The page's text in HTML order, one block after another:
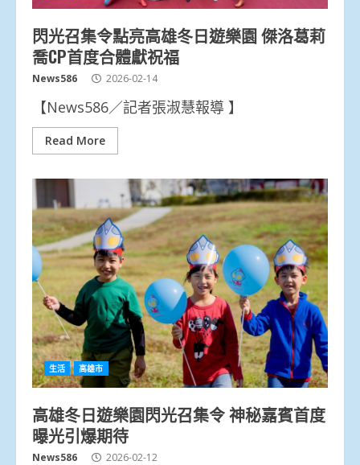
閃光召集令點亮高雄冬日遊樂園 傑洛葛莉
喬CP首度合體獻祝福
News586 2026-02-14
【News586／記者張淑慧報導 】
Read More
生活 高雄市
高雄冬日遊樂園閃光召集令 神秘嘉賓首度
曝光引爆期待
News586 2026-02-12